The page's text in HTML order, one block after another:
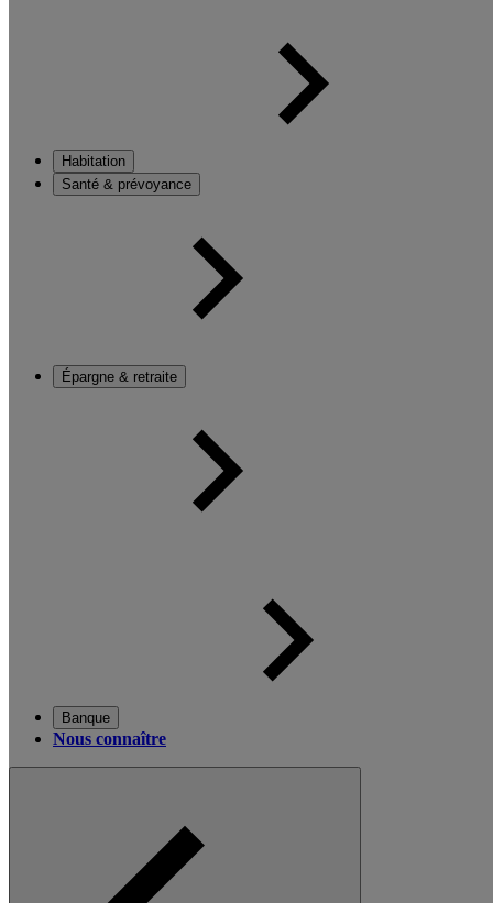
Habitation
Santé & prévoyance
Épargne & retraite
Banque
Nous connaître